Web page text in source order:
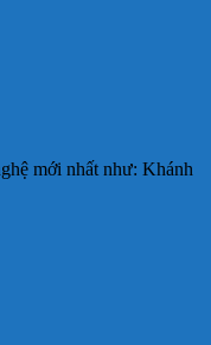
mới nhất như: Khánh